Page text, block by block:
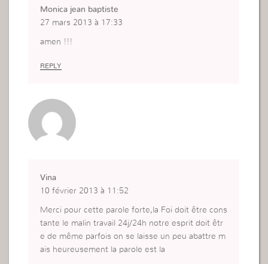
Monica jean baptiste
27 mars 2013 à 17:33
amen !!!
REPLY
Vina
10 février 2013 à 11:52
Merci pour cette parole forte,la Foi doit être cons
tante le malin travail 24j/24h notre esprit doit êtr
e de même parfois on se laisse un peu abattre m
ais heureusement la parole est la